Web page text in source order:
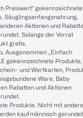
Preiswert" gekennzeichnete
Säuglingsanfangsnahrung,
Aktionen und
Solange der Vorrat
gratis.
Ausgenommen „Einfach
gekennzeichnete Produkte,
und Wertkarten,
Ware, Baby
Rabatten und Aktionen
Produkte. Nicht mit
kaufmännisch